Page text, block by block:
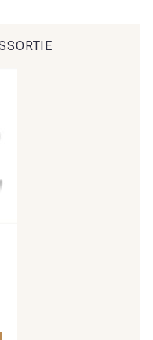
!
détente ?